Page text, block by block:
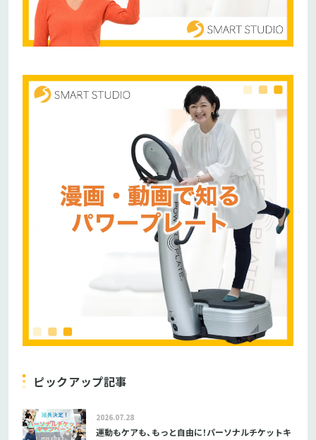
ピックアップ記事
2026.07.28
運動もケアも、もっと自由に！パーソナルチケットキ